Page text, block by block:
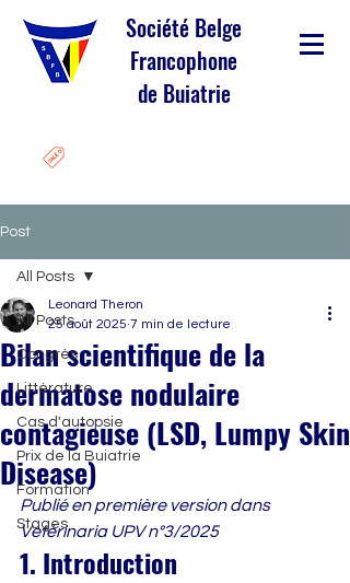
Société Belge
Francophone
de Buiatrie
Post
All Posts
Congrès
Littérature
Cas d'autopsie
Prix de la Buiatrie
Formation
Stages
All Posts
Bilan scientifique de la
dermatose nodulaire
contagieuse (LSD, Lumpy Skin
Disease)
Leonard Theron
25 août 2025 7 min de lecture
Publié en première version dans
Vetérinaria UPV n°3/2025
1. Introduction